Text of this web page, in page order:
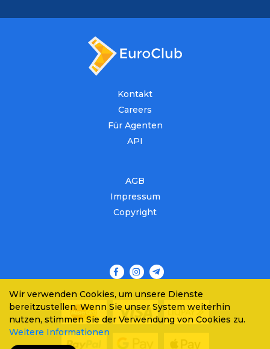
Kontakt
Careers
Für Agenten
API
AGB
Impressum
Copyright
Wir verwenden Cookies, um unsere Dienste
bereitzustellen. Wenn Sie unser System weiterhin
nutzen, stimmen Sie der Verwendung von Cookies zu.
Weitere Informationen